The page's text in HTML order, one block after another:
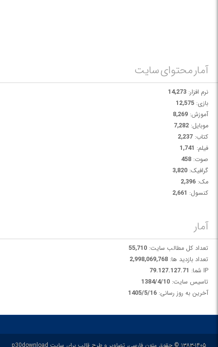
آمار محتوای سایت
نرم افزار: 14,273
بازی: 12,575
آموزش: 8,269
موبایل: 7,282
کتاب: 2,237
فیلم: 1,741
صوت: 458
گرافیک: 3,820
مک: 2,396
کنسول: 2,661
آمار
تعداد کل مطالب سایت: 55,710
تعداد بازدید ها: 2,998,069,768
IP شما:
79.127.127.71
تاسیس سایت: 1384/4/10
آخرین به روز رسانی: 1405/5/16